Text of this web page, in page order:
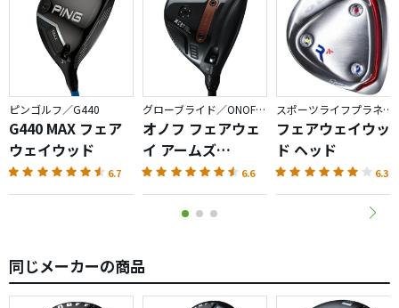
ピンゴルフ／G440
G440 MAX フェア
ウェイウッド
6.7
グローブライド／ONOFF AKA
オノフ フェアウェ
イ アームズ
AKA（2026）
6.6
スポーツライフプラネッツ／RODDIO
フェアウェイウッ
ド ヘッド
6.3
同じメーカーの商品